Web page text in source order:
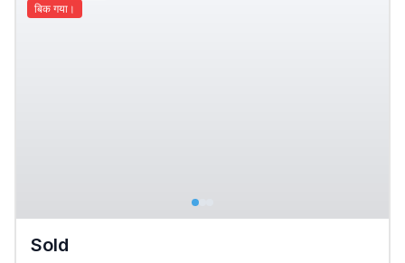
बिक गया।
Sold